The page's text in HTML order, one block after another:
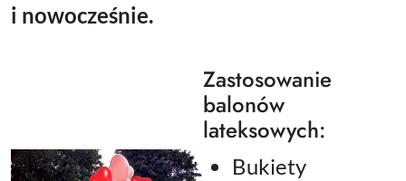
i nowocześnie.
Zastosowanie
balonów
lateksowych:
Bukiety